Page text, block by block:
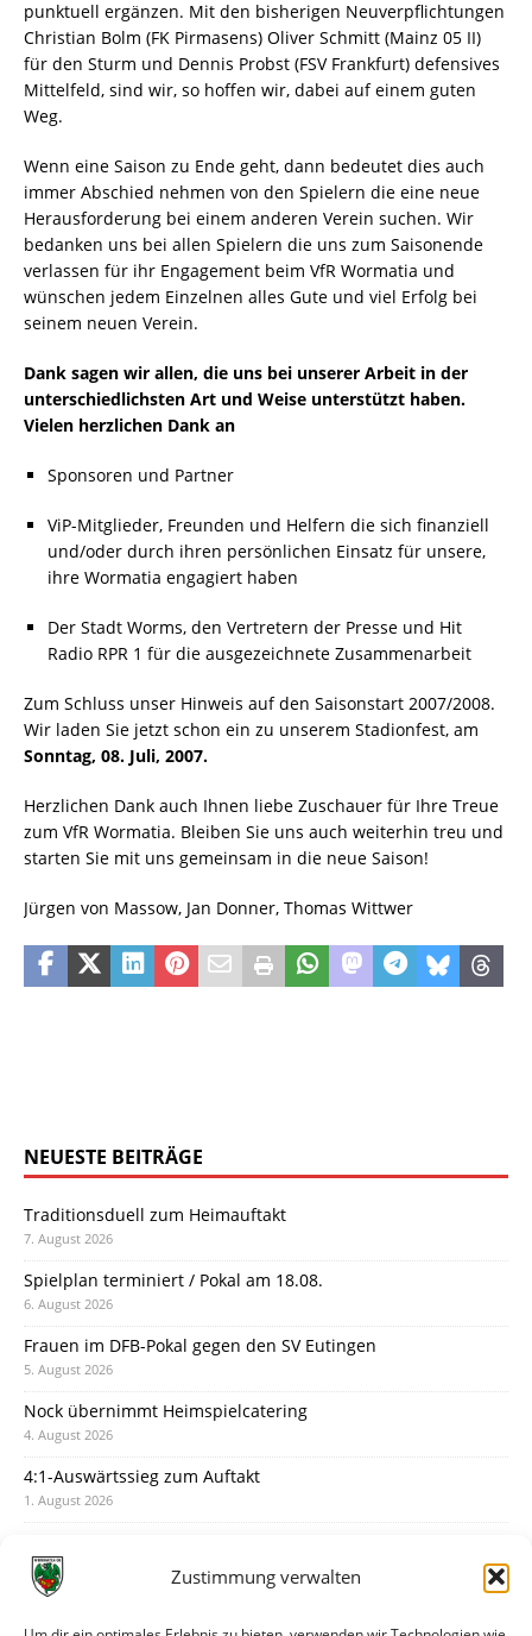
Zustimmung verwalten
punktuell ergänzen. Mit den bisherigen Neuverpflichtungen
Christian Bolm (FK Pirmasens) Oliver Schmitt (Mainz 05 II)
für den Sturm und Dennis Probst (FSV Frankfurt) defensives
Mittelfeld, sind wir, so hoffen wir, dabei auf einem guten
Weg.
Wenn eine Saison zu Ende geht, dann bedeutet dies auch
immer Abschied nehmen von den Spielern die eine neue
Herausforderung bei einem anderen Verein suchen. Wir
bedanken uns bei allen Spielern die uns zum Saisonende
verlassen für ihr Engagement beim VfR Wormatia und
wünschen jedem Einzelnen alles Gute und viel Erfolg bei
seinem neuen Verein.
Dank sagen wir allen, die uns bei unserer Arbeit in der
unterschiedlichsten Art und Weise unterstützt haben.
Vielen herzlichen Dank an
Sponsoren und Partner
ViP-Mitglieder, Freunden und Helfern die sich finanziell
und/oder durch ihren persönlichen Einsatz für unsere,
ihre Wormatia engagiert haben
Der Stadt Worms, den Vertretern der Presse und Hit
Radio RPR 1 für die ausgezeichnete Zusammenarbeit
Zum Schluss unser Hinweis auf den Saisonstart 2007/2008.
Wir laden Sie jetzt schon ein zu unserem Stadionfest, am
Sonntag, 08. Juli, 2007.
Herzlichen Dank auch Ihnen liebe Zuschauer für Ihre Treue
zum VfR Wormatia. Bleiben Sie uns auch weiterhin treu und
starten Sie mit uns gemeinsam in die neue Saison!
Jürgen von Massow, Jan Donner, Thomas Wittwer
NEUESTE BEITRÄGE
Traditionsduell zum Heimauftakt
7. August 2026
Spielplan terminiert / Pokal am 18.08.
6. August 2026
Frauen im DFB-Pokal gegen den SV Eutingen
5. August 2026
Nock übernimmt Heimspielcatering
4. August 2026
4:1-Auswärtssieg zum Auftakt
1. August 2026
31. Juli 2026
30. Juli 2026